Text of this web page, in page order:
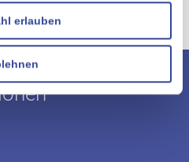
erlauben